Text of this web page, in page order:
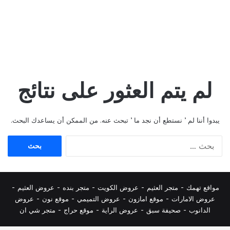
لم يتم العثور على نتائج
يبدوا أننا لم ’ نستطع أن نجد ما ’ تبحث عنه. من الممكن أن يساعدك البحث.
مواقع تهمك - متجر العثيم - عروض الكويت - متجر بنده - عروض العثيم -
عروض الامارات - موقع امازون - عروض التميمي - موقع نون - عروض
الدانوب - صحيفة سبق - عروض الراية - موقع حراج - متجر شي ان